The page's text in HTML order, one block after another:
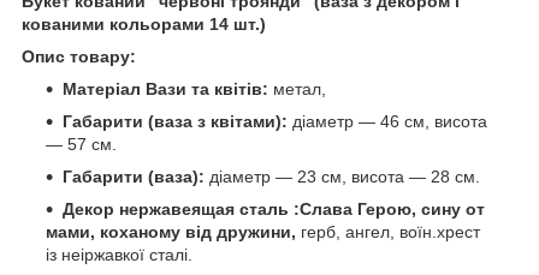
кованими кольорами 14 шт.)
Опис товару:
Матеріал Вази та квітів: метал,
Габарити (ваза з квітами): діаметр — 46 см, висота
— 57 см.
Габарити (ваза): діаметр — 23 см, висота — 28 см.
Декор нержавеящая сталь :Слава Герою, сину от
мами, коханому від дружини, герб, ангел, воїн.хрест
із неіржавкої сталі.